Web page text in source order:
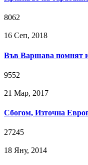
8062
16 Сeп, 2018
Във Варшава помнят
9552
21 Мар, 2017
Сбогом, Източна
27245
18 Яну, 2014